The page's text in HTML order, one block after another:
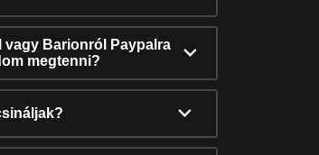
vagy Barionról Paypalra
megtenni?